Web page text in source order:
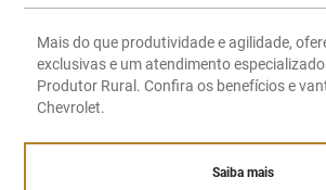
Mais do que produtividade e agilidade,
exclusivas e um atendimento
Produtor Rural. Confira os benefícios e
Chevrolet.
Saiba mais